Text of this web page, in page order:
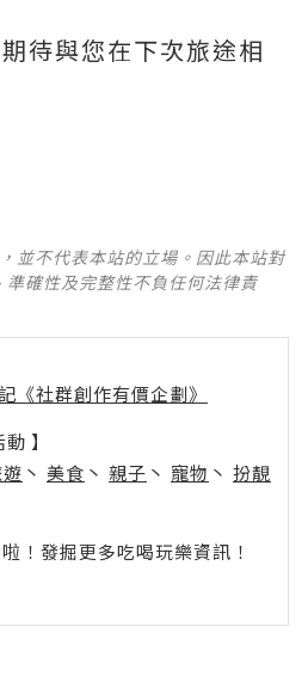
待與您在下次旅途相
並不代表本站的立場。因此本站對
確性及完整性不負任何法律責
《社群創作有價企劃》
】
丶 美食 丶 親子 丶 寵物 丶 扮靚
！發掘更多吃喝玩樂資訊！